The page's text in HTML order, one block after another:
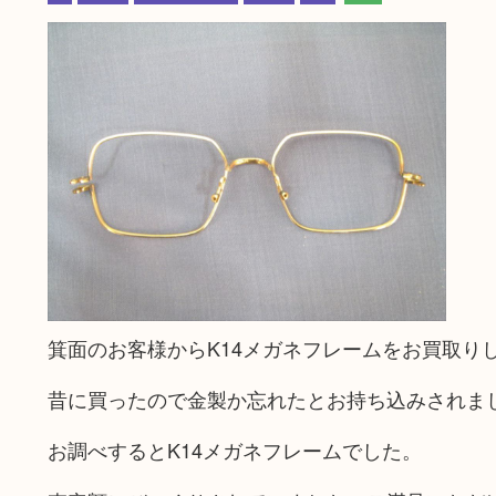
箕面のお客様からK14メガネフレームをお買取り
昔に買ったので金製か忘れたとお持ち込みされま
お調べするとK14メガネフレームでした。